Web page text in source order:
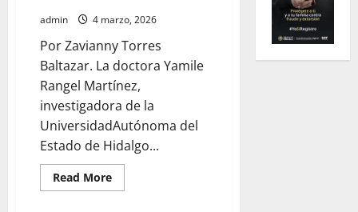
admin 4 marzo, 2026
Por Zavianny Torres
Baltazar. La doctora Yamile
Rangel Martínez,
investigadora de la
UniversidadAutónoma del
Estado de Hidalgo...
Read MoreRead
more